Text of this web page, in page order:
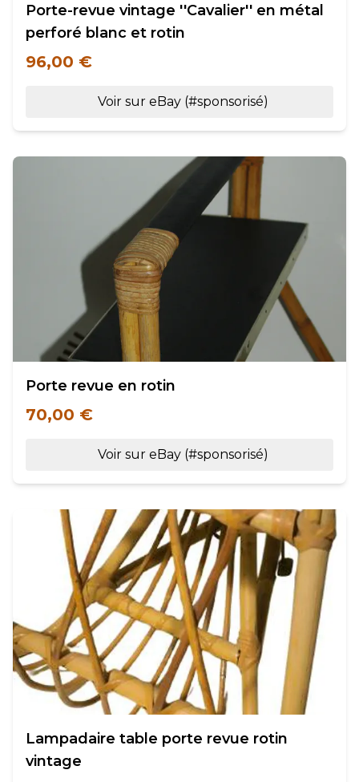
Porte-revue vintage ''Cavalier'' en métal
perforé blanc et rotin
96,00 €
Voir sur eBay (#sponsorisé)
Porte revue en rotin
70,00 €
Voir sur eBay (#sponsorisé)
Lampadaire table porte revue rotin
vintage